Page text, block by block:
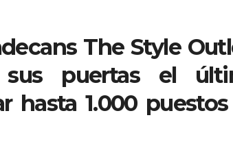
The Style
puertas el
hasta 1.000